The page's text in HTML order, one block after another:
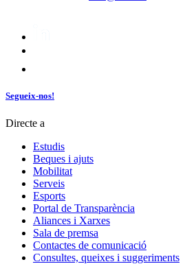
Segueix-nos!
Directe a
Estudis
Beques i ajuts
Mobilitat
Serveis
Esports
Portal de Transparència
Aliances i Xarxes
Sala de premsa
Contactes de comunicació
Consultes, queixes i suggeriments